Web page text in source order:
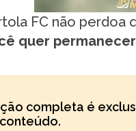
FC não perdoa
quer
completa é